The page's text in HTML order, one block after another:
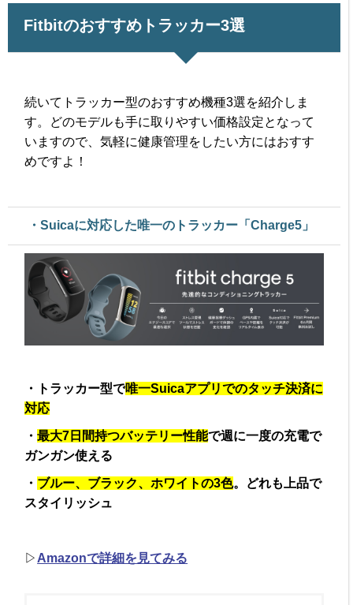
Fitbitのおすすめトラッカー3選
続いてトラッカー型のおすすめ機種3選を紹介しま
す。どのモデルも手に取りやすい価格設定となって
いますので、気軽に健康管理をしたい方にはおすす
めですよ！
・Suicaに対応した唯一のトラッカー「Charge5」
・トラッカー型で唯一Suicaアプリでのタッチ決済に
対応
・最大7日間持つバッテリー性能で週に一度の充電で
ガンガン使える
・ ブルー、ブラック、ホワイトの3色。どれも上品で
スタイリッシュ
▷Amazonで詳細を見てみる